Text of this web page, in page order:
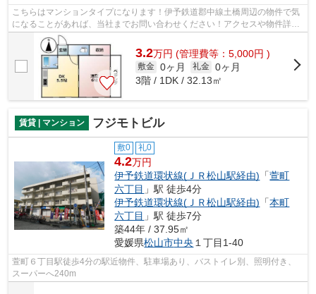
こちらはマンションタイプになります！伊予鉄道郡中線土橋周辺の物件で気
になることがあれば、当社までお問い合わせください！アクセスや物件詳細
などを詳しくご紹介させていただきます♪
3.2万円 (管理費等：5,000円 )
敷金 0ヶ月 礼金 0ヶ月
3階 / 1DK / 32.13㎡
賃貸 | マンション フジモトビル
敷0 礼0
4.2万円
伊予鉄道環状線(ＪＲ松山駅経由) 「萱町
六丁目 」駅 徒歩4分
伊予鉄道環状線(ＪＲ松山駅経由) 「本町
六丁目 」駅 徒歩7分
築44年 / 37.95㎡
愛媛県松山市中央 １丁目1-40
萱町６丁目駅徒歩4分の駅近物件、駐車場あり、バストイレ別、照明付き、
スーパーへ240m